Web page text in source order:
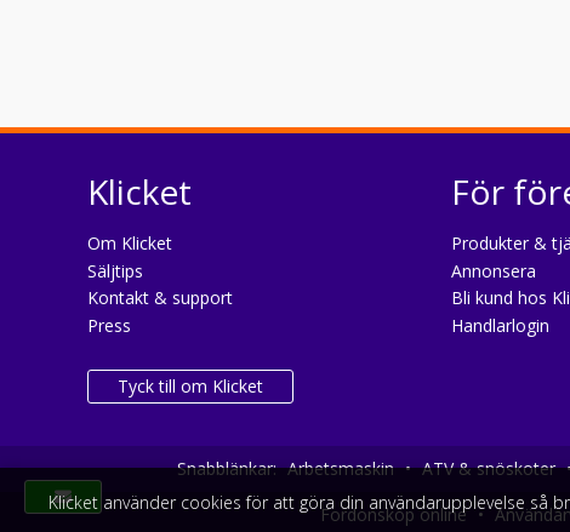
Klicket
Om Klicket
Säljtips
Kontakt & support
Press
Tyck till om Klicket
För
Produkter &
Annonsera
Bli kund hos
Handlarlogin
Snabblänkar: Arbetsmaskin • ATV & snöskoter
Fordonsköp online •
Klicket använder cookies för att göra din användarupplevelse